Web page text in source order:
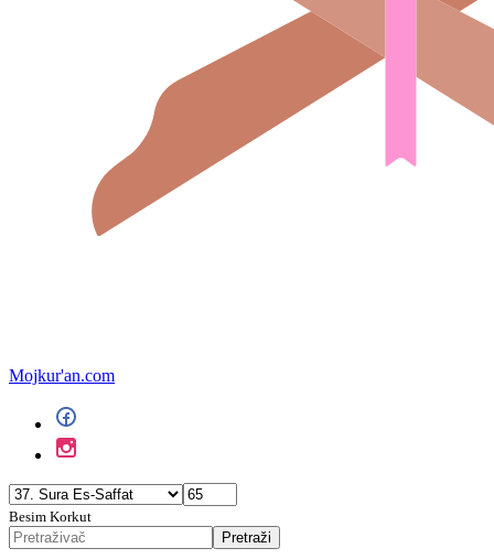
Mojkur'an.com
Besim Korkut
Pretraži